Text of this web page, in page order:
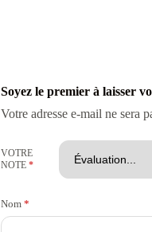
Soyez le premier à laisser
Votre adresse e-mail ne sera
VOTRE
NOTE *
Nom*